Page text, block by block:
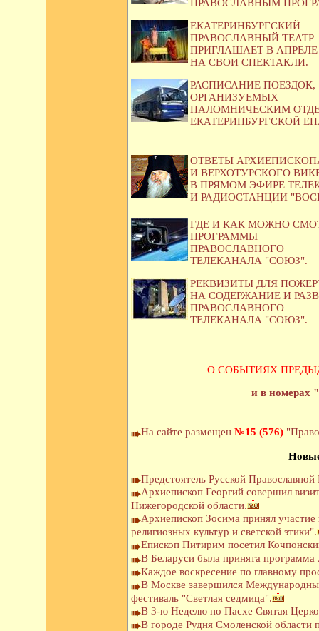
ПРАВОСЛАВНЫМ
ЕКАТЕРИНБУРГСКИЙ
ПРАВОСЛАВНЫЙ ТЕАТР
ПРИГЛАШАЕТ В АПРЕЛЕ
НА СВОИ СПЕКТАКЛИ.
РАСПИСАНИЕ ПОЕЗДОК,
ОРГАНИЗУЕМЫХ
ПАЛОМНИЧЕСКИМ
ЕКАТЕРИНБУРГСКОЙ
ОТВЕТЫ
И ВЕРХОТУРСКОГО
В ПРЯМОМ ЭФИРЕ
И РАДИОСТАНЦИИ
ГДЕ И КАК МОЖНО
ПРОГРАММЫ
ПРАВОСЛАВНОГО
ТЕЛЕКАНАЛА "СОЮЗ".
РЕКВИЗИТЫ ДЛЯ
НА СОДЕРЖАНИЕ И
ПРАВОСЛАВНОГО
ТЕЛЕКАНАЛА "СОЮЗ".
О СОБЫТИЯХ
и в номерах
На сайте размещен №15 (576)
Предстоятель Русской
Архиепископ Георгий совершил
Нижегородской области.
Архиепископ Зосима принял
религиозных культур и светской этики".
Епископ Питирим посетил
В Беларуси была принята программа
Каждое воскресение по главному
В Москве завершился
фестиваль "Светлая седмица".
В 3-ю Неделю по Пасхе Святая
В городе Рудня Смоленской области